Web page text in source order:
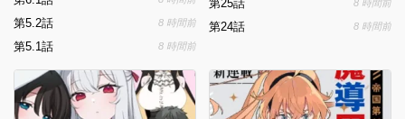
第5.2話 8 時間前
第5.1話 8 時間前
第25話 8 時間前
第24話 8 時間前